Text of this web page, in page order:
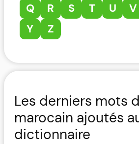
Q
R S T U V
Y
Z
Les derniers mots
marocain ajoutés
dictionnaire